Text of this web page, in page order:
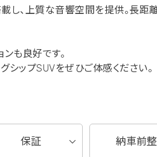
、上質な音響空間を提供。長距
も良好です。
ップSUVをぜひご体感ください。
保証 納車前